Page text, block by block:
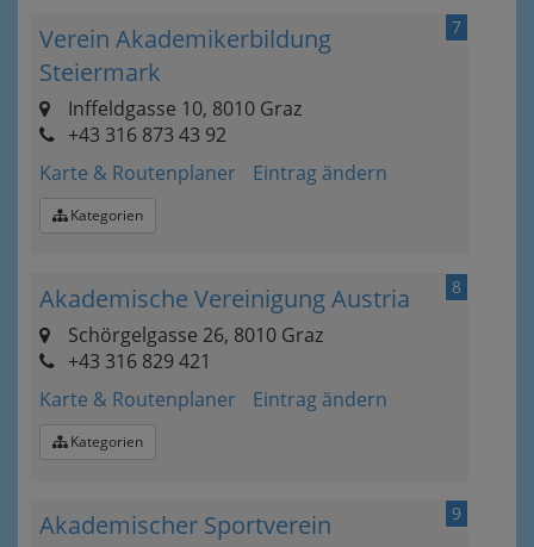
7
Verein Akademikerbildung
Steiermark
Inffeldgasse 10, 8010 Graz
+43 316 873 43 92
Karte & Routenplaner
Eintrag ändern
Kategorien
8
Akademische Vereinigung Austria
Schörgelgasse 26, 8010 Graz
+43 316 829 421
Karte & Routenplaner
Eintrag ändern
Kategorien
9
Akademischer Sportverein